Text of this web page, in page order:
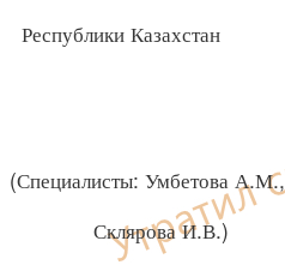
Республики Казахстан
(Специалисты: Умбетова А.М.,
Склярова И.В.)